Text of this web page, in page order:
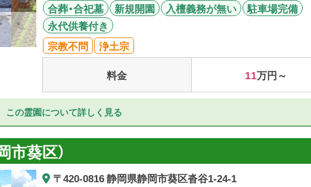
合葬・合祀墓
新規開園 入檀義務が無い
駐車場完備
永代供養付き
宗教不問
浄土宗
料金
11万円～
この霊園について詳しく見る
市葵区）
〒420-0816 静岡県静岡市葵区沓谷1-24-1